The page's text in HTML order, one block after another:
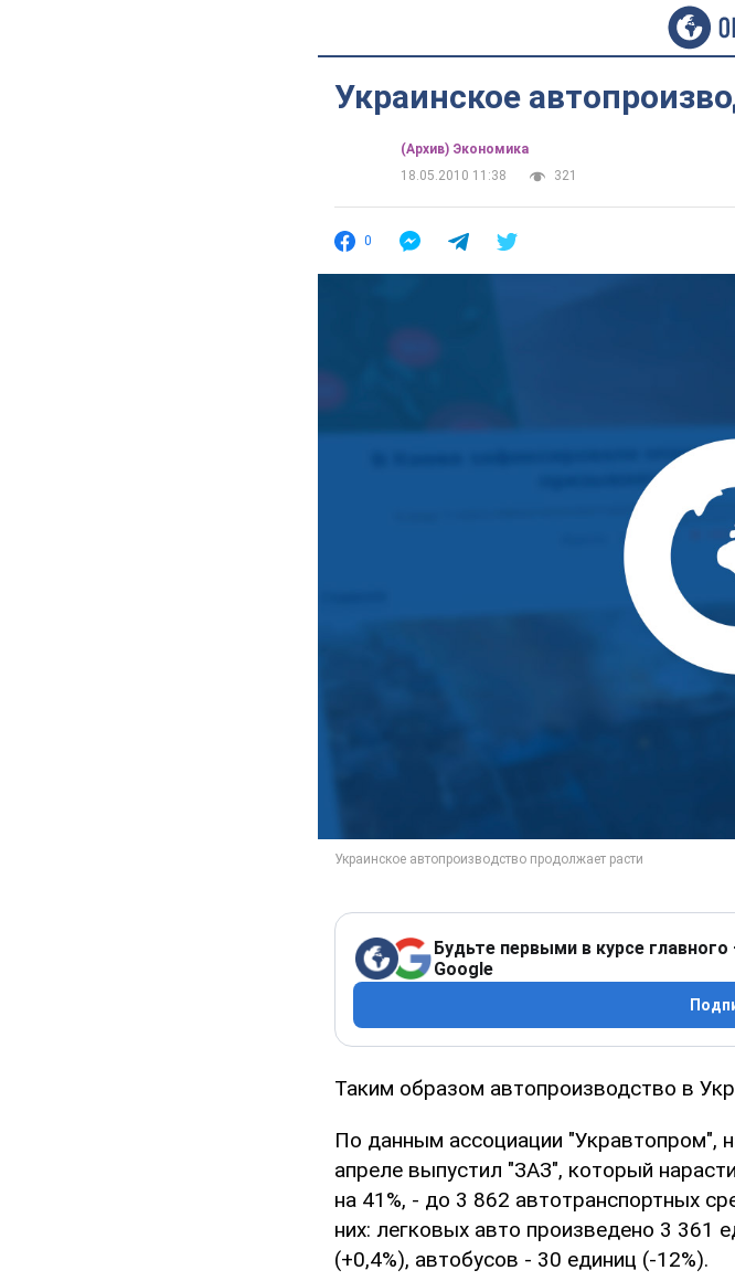
Украинское
(Архив) Экономика
18.05.2010 11:38
321
0
Будьте первыми в курсе
Google
Таким образом автопроизводство в
По данным ассоциации "Укравтопром",
апреле выпустил "ЗАЗ", который
на 41%, - до 3 862 автотранспортных
них: легковых авто произведено 3 361
(+0,4%), автобусов - 30 единиц (-12%).